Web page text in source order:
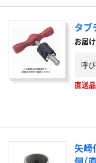
タブ
お届
呼
直送品
矢崎